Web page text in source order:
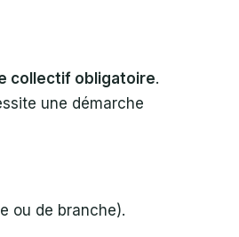
collectif obligatoire.
une démarche
ou de branche).